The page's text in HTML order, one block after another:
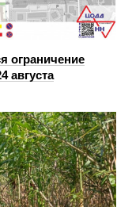
ограничение
августа